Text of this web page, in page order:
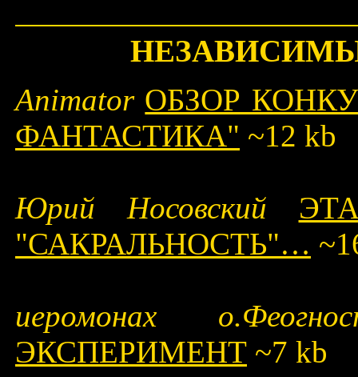
Animator ОБЗОР
ФАНТАСТИКА" ~12 kb
Юрий Носовский
"САКРАЛЬНОСТЬ"…
иеромонах
ЭКСПЕРИМЕНТ ~7 kb